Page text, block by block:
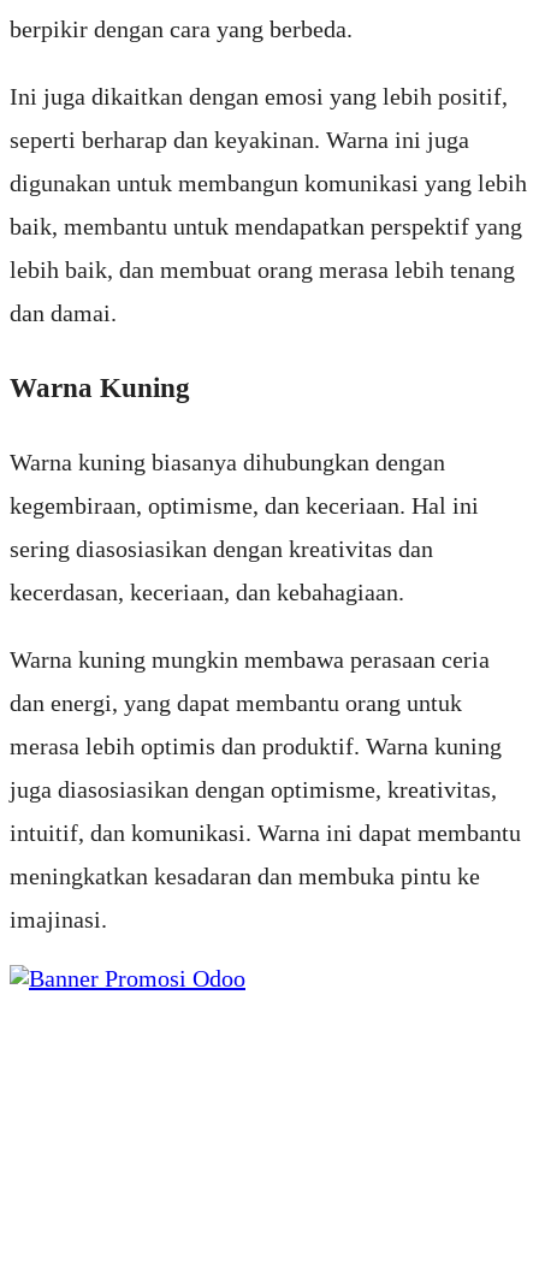
berpikir dengan cara yang berbeda.
Ini juga dikaitkan dengan emosi yang lebih positif,
seperti berharap dan keyakinan. Warna ini juga
digunakan untuk membangun komunikasi yang lebih
baik, membantu untuk mendapatkan perspektif yang
lebih baik, dan membuat orang merasa lebih tenang
dan damai.
Warna Kuning
Warna kuning biasanya dihubungkan dengan
kegembiraan, optimisme, dan keceriaan. Hal ini
sering diasosiasikan dengan kreativitas dan
kecerdasan, keceriaan, dan kebahagiaan.
Warna kuning mungkin membawa perasaan ceria
dan energi, yang dapat membantu orang untuk
merasa lebih optimis dan produktif. Warna kuning
juga diasosiasikan dengan optimisme, kreativitas,
intuitif, dan komunikasi. Warna ini dapat membantu
meningkatkan kesadaran dan membuka pintu ke
imajinasi.